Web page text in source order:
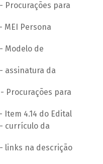
- Procurações para
- MEI Persona
- Modelo de
- assinatura da
- Procurações para
- Item 4.14 do Edital
- currículo da
- links na descrição